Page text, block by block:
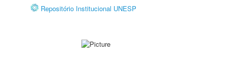
Repositório Institucional UNESP